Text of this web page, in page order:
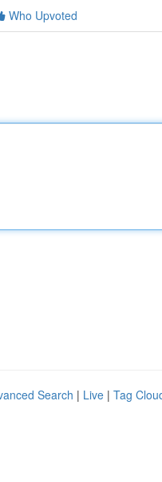
Who Upvoted
Search | Live | Tag